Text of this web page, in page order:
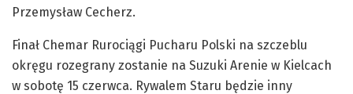
Przemysław Cecherz.
Finał Chemar Rurociągi Pucharu Polski na szczeblu
okręgu rozegrany zostanie na Suzuki Arenie w Kielcach
w sobotę 15 czerwca. Rywalem Staru będzie inny